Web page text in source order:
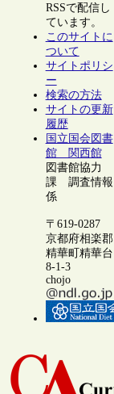
RSSで配信し
ています。
このサイトに
ついて
サイトポリシ
ー
検索の方法
サイトの更新
履歴
国立国会図書
館 関西館
図書館協力
課 調査情報
係
〒619-0287
京都府相楽郡
精華町精華台
8-1-3
chojo